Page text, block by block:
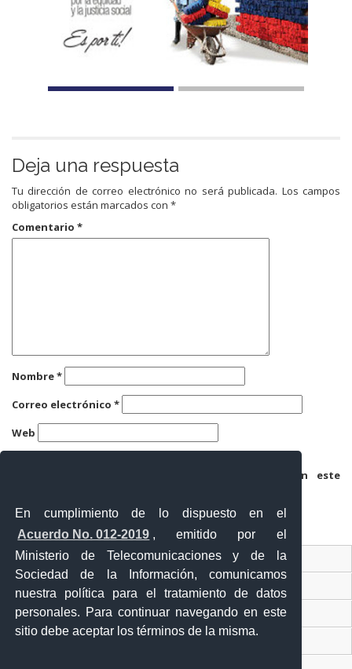
En cumplimiento de lo dispuesto en el
Acuerdo No. 012-2019 , emitido por el
Ministerio de Telecomunicaciones y de la
Sociedad de la Información, comunicamos
nuestra política para el tratamiento de datos
personales. Para continuar navegando en este
sitio debe aceptar los términos de la misma.
Deja una respuesta
Tu dirección de correo electrónico no será publicada. Los campos
obligatorios están marcados con *
Comentario *
Nombre*
Correo electrónico *
Web
Guarda mi nombre, correo electrónico y web en este
Ventanilla Única Virtual
Ventanilla Única de Comercio Exterior
Gobierno Abierto